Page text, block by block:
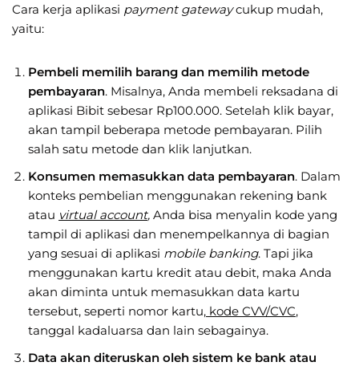
Cara kerja aplikasi payment gatewaycukup mudah,
yaitu:
Pembeli memilih barang dan memilih metode
pembayaran. Misalnya, Anda membeli reksadana di
aplikasi Bibit sebesar Rp100.000. Setelah klik bayar,
akan tampil beberapa metode pembayaran. Pilih
salah satu metode dan klik lanjutkan.
Konsumen memasukkan data pembayaran. Dalam
konteks pembelian menggunakan rekening bank
atau virtual account, Anda bisa menyalin kode yang
tampil di aplikasi dan menempelkannya di bagian
yang sesuai di aplikasi mobile banking. Tapi jika
menggunakan kartu kredit atau debit, maka Anda
akan diminta untuk memasukkan data kartu
tersebut, seperti nomor kartu, kode CVV/CVC,
tanggal kadaluarsa dan lain sebagainya.
Data akan diteruskan oleh sistem ke bank atau